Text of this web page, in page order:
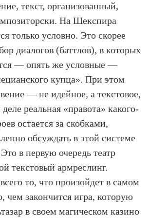
текст, организованный,
На Шекспира
только условно. Это скорее
диалогов (баттлов), в которых
— опять же условные —
купца». При этом
— не идейное, а текстовое,
реальная «правота» какого-
остается за скобками,
обсуждать в этой системе
в первую очередь театр
текстовый армреслинг.
то, что произойдет в самом
чем закончится игра, которую
в своем магическом казино